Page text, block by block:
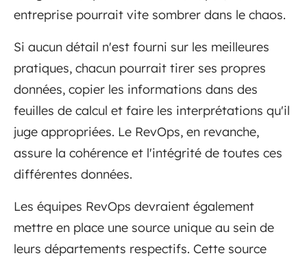
entreprise pourrait vite sombrer dans le chaos.
Si aucun détail n'est fourni sur les meilleures
pratiques, chacun pourrait tirer ses propres
données, copier les informations dans des
feuilles de calcul et faire les interprétations qu'il
juge appropriées. Le RevOps, en revanche,
assure la cohérence et l'intégrité de toutes ces
différentes données.
Les équipes RevOps devraient également
mettre en place une source unique au sein de
leurs départements respectifs. Cette source